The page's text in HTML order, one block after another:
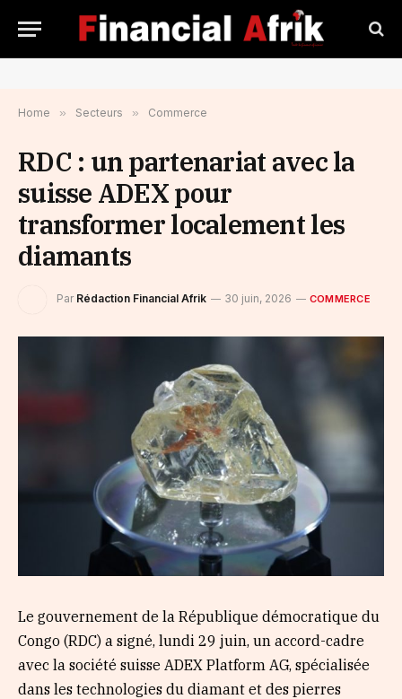
Home » Secteurs » Commerce
RDC : un partenariat avec la
suisse ADEX pour
transformer localement les
diamants
Par Rédaction Financial Afrik 30 juin, 2026 COMMERCE
Le gouvernement de la République démocratique du
Congo (RDC) a signé, lundi 29 juin, un accord-cadre
avec la société suisse ADEX Platform AG, spécialisée
dans les technologies du diamant et des pierres